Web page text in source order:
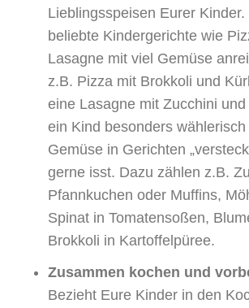
Lieblingsspeisen Eurer
beliebte Kindergerichte wie
Lasagne mit viel Gemüse
z.B. Pizza mit Brokkoli und
eine Lasagne mit Zucchini
ein Kind besonders
Gemüse in Gerichten
gerne isst. Dazu zählen z.B.
Pfannkuchen oder Muffins,
Spinat in Tomatensoßen,
Brokkoli in Kartoffelpüree.
Zusammen kochen und
Bezieht Eure Kinder in den